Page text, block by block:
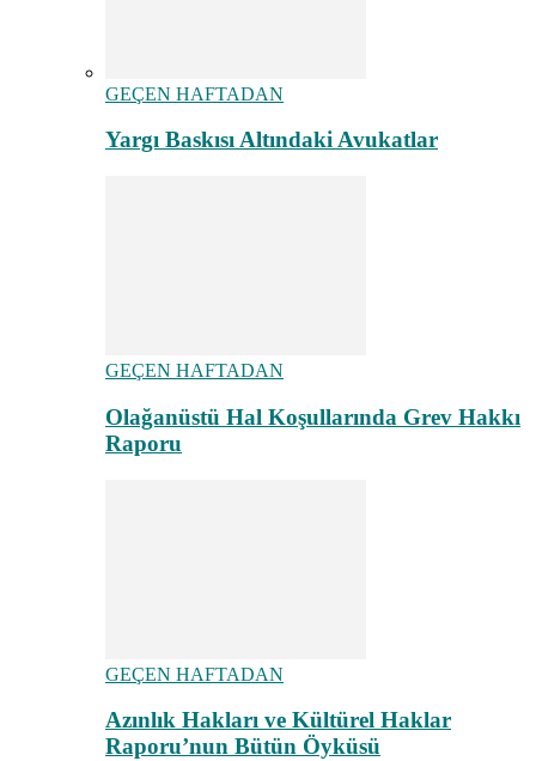
GEÇEN HAFTADAN
Yargı Baskısı Altındaki Avukatlar
GEÇEN HAFTADAN
Olağanüstü Hal Koşullarında Grev Hakkı
Raporu
GEÇEN HAFTADAN
Azınlık Hakları ve Kültürel Haklar
Raporu’nun Bütün Öyküsü